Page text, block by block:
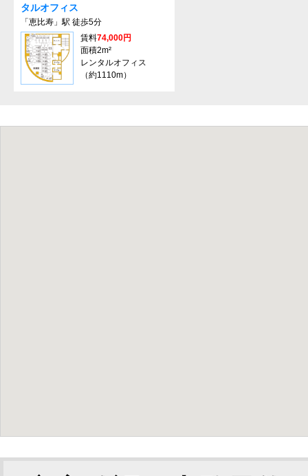
タルオフィス
「恵比寿」駅 徒歩5分
賃料74,000円
面積2m²
レンタルオフィス
（約1110m）